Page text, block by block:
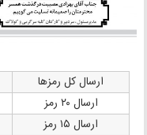
ارسال کل رمزها
ارسال ۲۰ رمز
ارسال ۱۵ رمز